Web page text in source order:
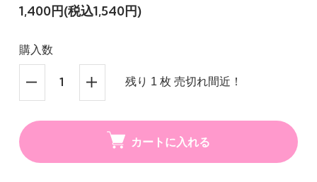
1,400円(税込1,540円)
購入数
残り 1 枚 売切れ間近！
カートに入れる